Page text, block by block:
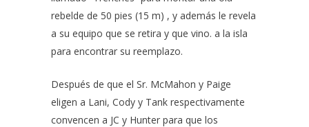
rebelde de 50 pies (15 m) , y además le revela
a su equipo que se retira y que vino. a la isla
para encontrar su reemplazo.
Después de que el Sr. McMahon y Paige
eligen a Lani, Cody y Tank respectivamente
convencen a JC y Hunter para que los